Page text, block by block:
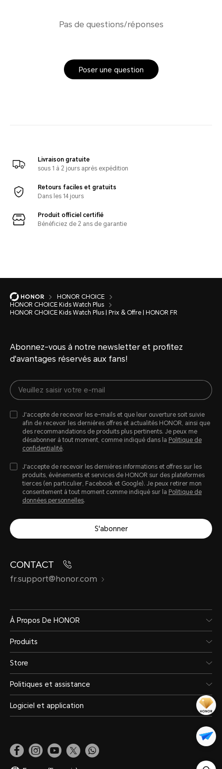
Pas de questions/réponses
Poser une question
Livraison gratuite
sous 1 à 2 jours après expédition
Retours faciles et gratuits
Dans les 14 jours
Produit officiel certifié
Bénéficiez de 2 ans de garantie
HONOR CHOICE
HONOR CHOICE Kids Watch Plus
HONOR CHOICE Kids Watch Plus | Prix & Offre | HONOR FR
Abonnez-vous à notre newsletter et profitez
d'avantages réservés aux fans!
J'accepte de recevoir les e-mails et que leur ouverture soit suivie
afin de recevoir les dernières offres et actualités HONOR, ainsi que
des recommandations de produits plus pertinents. Je peux me
désabonner à tout moment, comme indiqué dans la Politique de
confidentialité.
J'accepte de recevoir les dernières informations et offres sur les
produits, évènements et services de HONOR sur des plateformes
tierces (en particulier, Facebook et Google). Je peux retirer mon
consentement à tout moment comme indiqué sur la Politique de
données personnelles.
S'abonner
CONTACT
fr.support@honor.com
À Propos De HONOR
Produits
Store
Politiques et assistance
Logiciel et application